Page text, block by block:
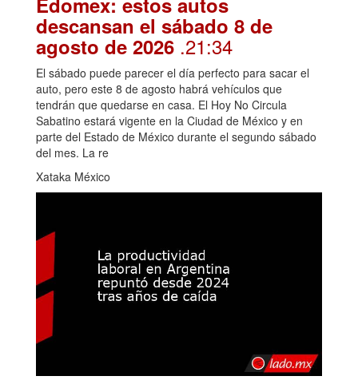
descansan el sábado 8 de
agosto de 2026 .21:34
El sábado puede parecer el día perfecto para sacar el
auto, pero este 8 de agosto habrá vehículos que
tendrán que quedarse en casa. El Hoy No Circula
Sabatino estará vigente en la Ciudad de México y en
parte del Estado de México durante el segundo sábado
del mes. La re
Xataka México